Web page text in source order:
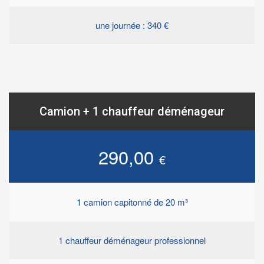
une journée : 340 €
Camion + 1 chauffeur déménageur
290,00 €
1 camion capitonné de 20 m³
1 chauffeur déménageur professionnel